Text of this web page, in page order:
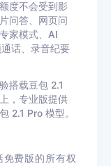
度不会受到影
问答、网页问
家模式、AI
话、录音纪要
搭载豆包 2.1
，专业版提供
2.1 Pro 模型。
费版的所有权